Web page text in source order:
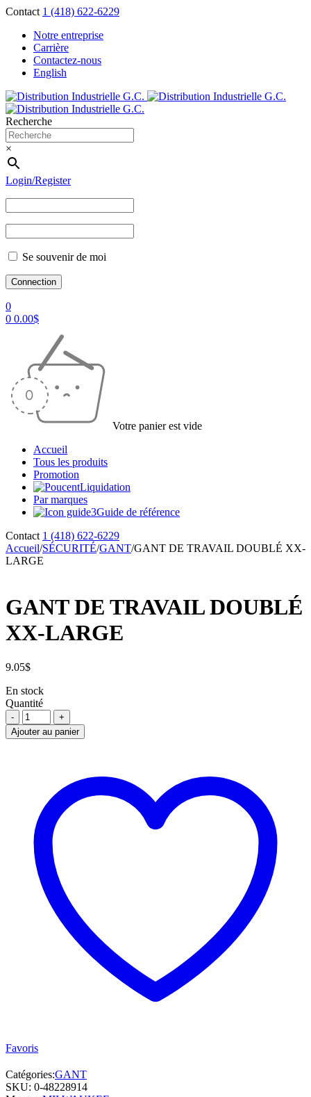
Contact 1 (418) 622-6229
Notre entreprise
Carrière
Contactez-nous
English
Recherche
×
Login/Register
Se souvenir de moi
0
0 0.00$
Votre panier est vide
Accueil
Tous les produits
Promotion
Liquidation
Par marques
Guide de référence
Contact 1 (418) 622-6229
Accueil/SÉCURITÉ/GANT/GANT DE TRAVAIL DOUBLÉ XX-
LARGE
GANT DE TRAVAIL DOUBLÉ
XX-LARGE
9.05$
En stock
Quantité
GANT
DE
TRAVAIL
Ajouter au panier
Favoris
Catégories:GANT
SKU: 0-48228914